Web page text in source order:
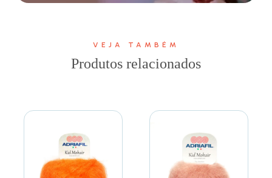
VEJA TAMBÉM
Produtos relacionados